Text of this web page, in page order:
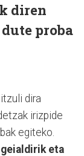
diren
proba
dira
irizpide
egiteko.
eta